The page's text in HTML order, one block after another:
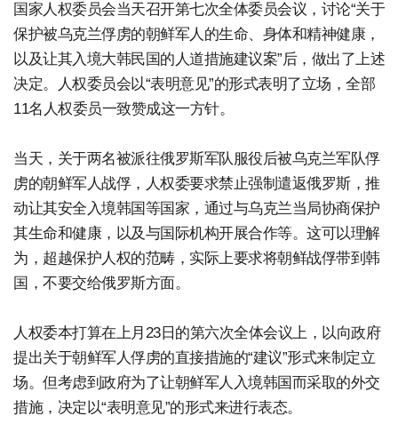
国家人权委员会当天召开第七次全体委员会议，讨论“关于
保护被乌克兰俘虏的朝鲜军人的生命、身体和精神健康，
以及让其入境大韩民国的人道措施建议案”后，做出了上述
决定。人权委员会以“表明意见”的形式表明了立场，全部
11名人权委员一致赞成这一方针。
当天，关于两名被派往俄罗斯军队服役后被乌克兰军队俘
虏的朝鲜军人战俘，人权委要求禁止强制遣返俄罗斯，推
动让其安全入境韩国等国家，通过与乌克兰当局协商保护
其生命和健康，以及与国际机构开展合作等。这可以理解
为，超越保护人权的范畴，实际上要求将朝鲜战俘带到韩
国，不要交给俄罗斯方面。
人权委本打算在上月23日的第六次全体会议上，以向政府
提出关于朝鲜军人俘虏的直接措施的“建议”形式来制定立
场。但考虑到政府为了让朝鲜军人入境韩国而采取的外交
措施，决定以“表明意见”的形式来进行表态。